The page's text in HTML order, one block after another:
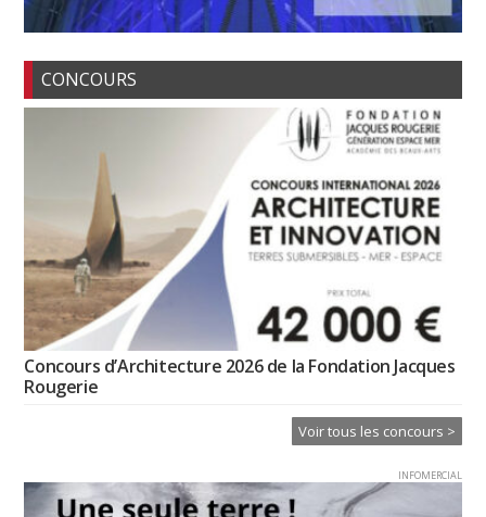
CONCOURS
Concours d’Architecture 2026 de la Fondation Jacques
Rougerie
Voir tous les concours >
INFOMERCIAL